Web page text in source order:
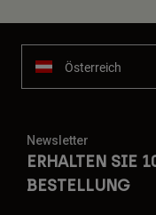
Österreich
Newsletter
ERHALTEN SIE
BESTELLUNG